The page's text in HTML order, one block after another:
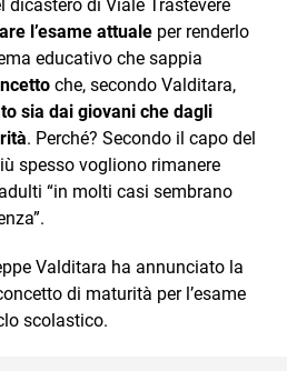
dicastero di Viale Trastevere
l’esame attuale per renderlo
educativo che sappia
che, secondo Valditara,
sia dai giovani che dagli
. Perché? Secondo il capo del
spesso vogliono rimanere
“in molti casi sembrano
Valditara ha annunciato la
di maturità per l’esame
scolastico.